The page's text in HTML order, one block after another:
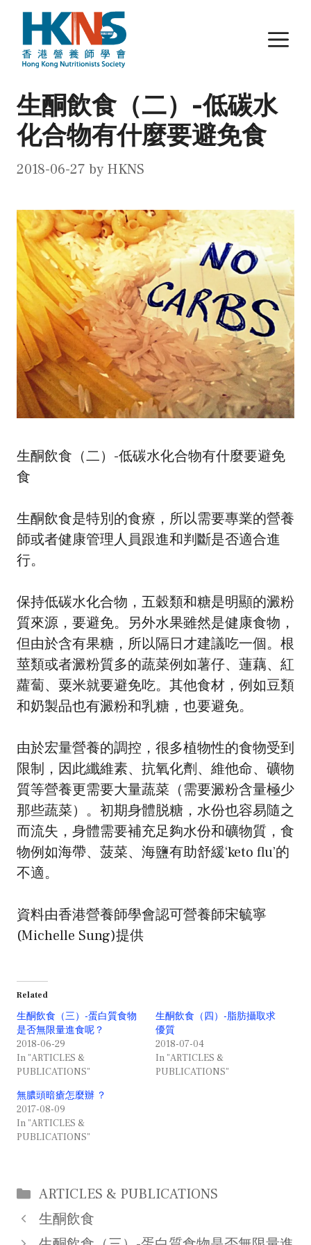
Skip
content
生酮飲食（二）-低碳水
化合物有什麼要避免食
2018-06-27 by HKNS
生酮飲食（二）-低碳水化合物有什麼要避免
食
生酮飲食是特別的食療，所以需要專業的營養
師或者健康管理人員跟進和判斷是否適合進
行。
保持低碳水化合物，五穀類和糖是明顯的澱粉
質來源，要避免。另外水果雖然是健康食物，
但由於含有果糖，所以隔日才建議吃一個。根
莖類或者澱粉質多的蔬菜例如薯仔、蓮藕、紅
蘿蔔、粟米就要避免吃。其他食材，例如豆類
和奶製品也有澱粉和乳糖，也要避免。
由於宏量營養的調控，很多植物性的食物受到
限制，因此纖維素、抗氧化劑、維他命、礦物
質等營養更需要大量蔬菜（需要澱粉含量極少
那些蔬菜）。初期身體脱糖，水份也容易隨之
而流失，身體需要補充足夠水份和礦物質，食
物例如海帶、菠菜、海鹽有助舒緩‘keto flu’的
不適。
資料由香港營養師學會認可營養師宋毓寧
(Michelle Sung)提供
Related
生酮飲食（三）-蛋白質食物
是否無限量進食呢？
2018-06-29
In "ARTICLES &
PUBLICATIONS"
生酮飲食（四）-脂肪攝取求
優質
2018-07-04
In "ARTICLES &
PUBLICATIONS"
無膿頭暗瘡怎麼辦 ？
2017-08-09
In "ARTICLES &
PUBLICATIONS"
Categories
ARTICLES & PUBLICATIONS
Post
navigation
生酮飲食